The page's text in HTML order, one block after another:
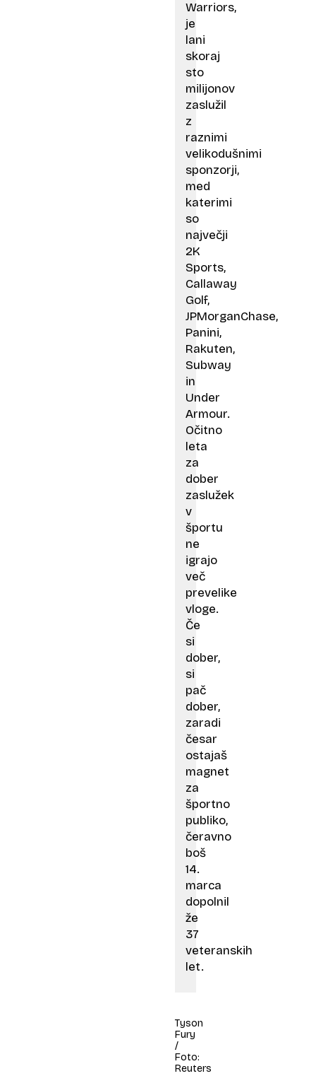
Warriors,
je
lani
skoraj
sto
milijonov
zaslužil
z
raznimi
velikodušnimi
sponzorji,
med
katerimi
so
največji
2K
Sports,
Callaway
Golf,
JPMorganChase,
Panini,
Rakuten,
Subway
in
Under
Armour.
Očitno
leta
za
dober
zaslužek
v
športu
ne
igrajo
več
prevelike
vloge.
Če
si
dober,
si
pač
dober,
zaradi
česar
ostajaš
magnet
za
športno
publiko,
čeravno
boš
14.
marca
dopolnil
že
37
veteranskih
let.
Tyson
Fury
/
Foto:
Reuters